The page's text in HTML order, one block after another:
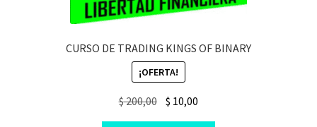
CURSO DE TRADING KINGS OF BINARY
¡OFERTA!
$200,00 Original
$ 10,00